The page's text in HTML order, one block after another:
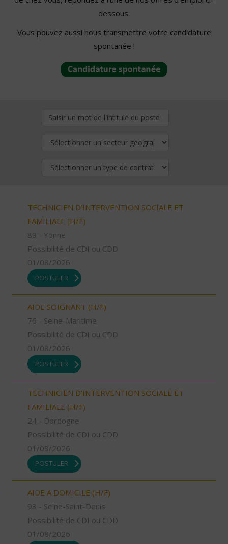
dessous.
Vous pouvez aussi nous transmettre votre candidature
spontanée !
TECHNICIEN D’INTERVENTION SOCIALE ET
FAMILIALE (H/F)
89 - Yonne
Possibilité de CDI ou CDD
01/08/2026
POSTULER
AIDE SOIGNANT (H/F)
76 - Seine-Maritime
Possibilité de CDI ou CDD
01/08/2026
POSTULER
TECHNICIEN D’INTERVENTION SOCIALE ET
FAMILIALE (H/F)
24 - Dordogne
Possibilité de CDI ou CDD
01/08/2026
POSTULER
AIDE A DOMICILE (H/F)
93 - Seine-Saint-Denis
Possibilité de CDI ou CDD
01/08/2026